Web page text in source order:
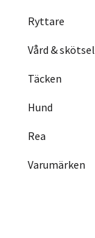
Ryttare
Vård & skötsel
Täcken
Hund
Rea
Varumärken